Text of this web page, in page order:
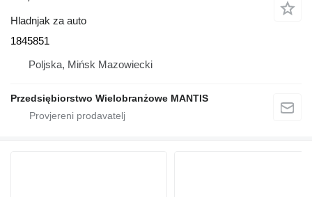
Hladnjak za auto
1845851
Poljska, Mińsk Mazowiecki
Przedsiębiorstwo Wielobranżowe MANTIS